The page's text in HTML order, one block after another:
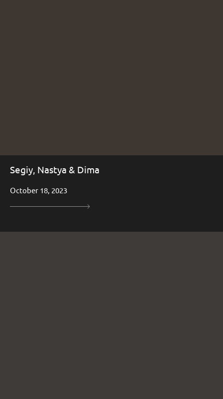
Segiy, Nastya & Dima
October 18, 2023